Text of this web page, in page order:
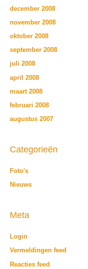
december 2008
november 2008
oktober 2008
september 2008
juli 2008
april 2008
maart 2008
februari 2008
augustus 2007
Categorieën
Foto's
Nieuws
Meta
Login
Vermeldingen feed
Reacties feed